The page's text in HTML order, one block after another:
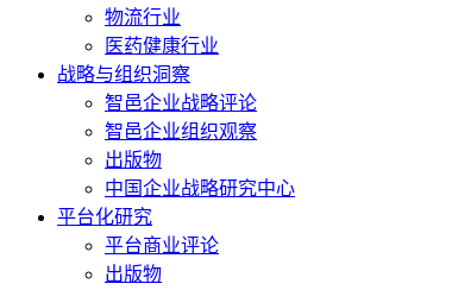
物流行业
医药健康行业
战略与组织洞察
智邑企业战略评论
智邑企业组织观察
出版物
中国企业战略研究中心
平台化研究
平台商业评论
出版物